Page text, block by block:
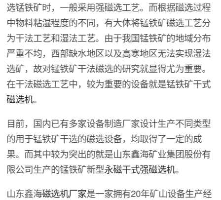
选锰铁矿时，一般采用强磁选工艺。而根据磁选过程
中物料粘湿程度的不同，有大体将锰铁矿磁选工艺分
为干法工艺和湿法工艺。由于我国锰铁矿的地域分布
严重不均，西部缺水地区以及高寒地区无法实现湿法
选矿，故对锰铁矿干法磁选的研究就显得尤为重要。
在干法磁选工艺中，较为重要的设备就是锰铁矿干式
磁选机。
目前，国内已有多家设备制造厂家设计生产不同类型
的用于锰铁矿干选的磁选设备，均取得了一定的成
果。而其中较为突出的就是山东鑫海矿业集团股份有
限公司生产的锰铁矿新型永磁干式强磁选机。
山东鑫海磁选机厂家是一家拥有20年矿山设备生产经